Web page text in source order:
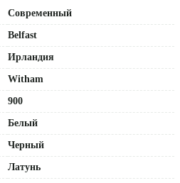
Современный
Belfast
Ирландия
Witham
900
Белый
Черный
Латунь